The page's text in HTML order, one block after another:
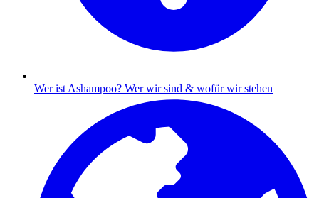
Wer ist Ashampoo? Wer wir sind & wofür wir stehen